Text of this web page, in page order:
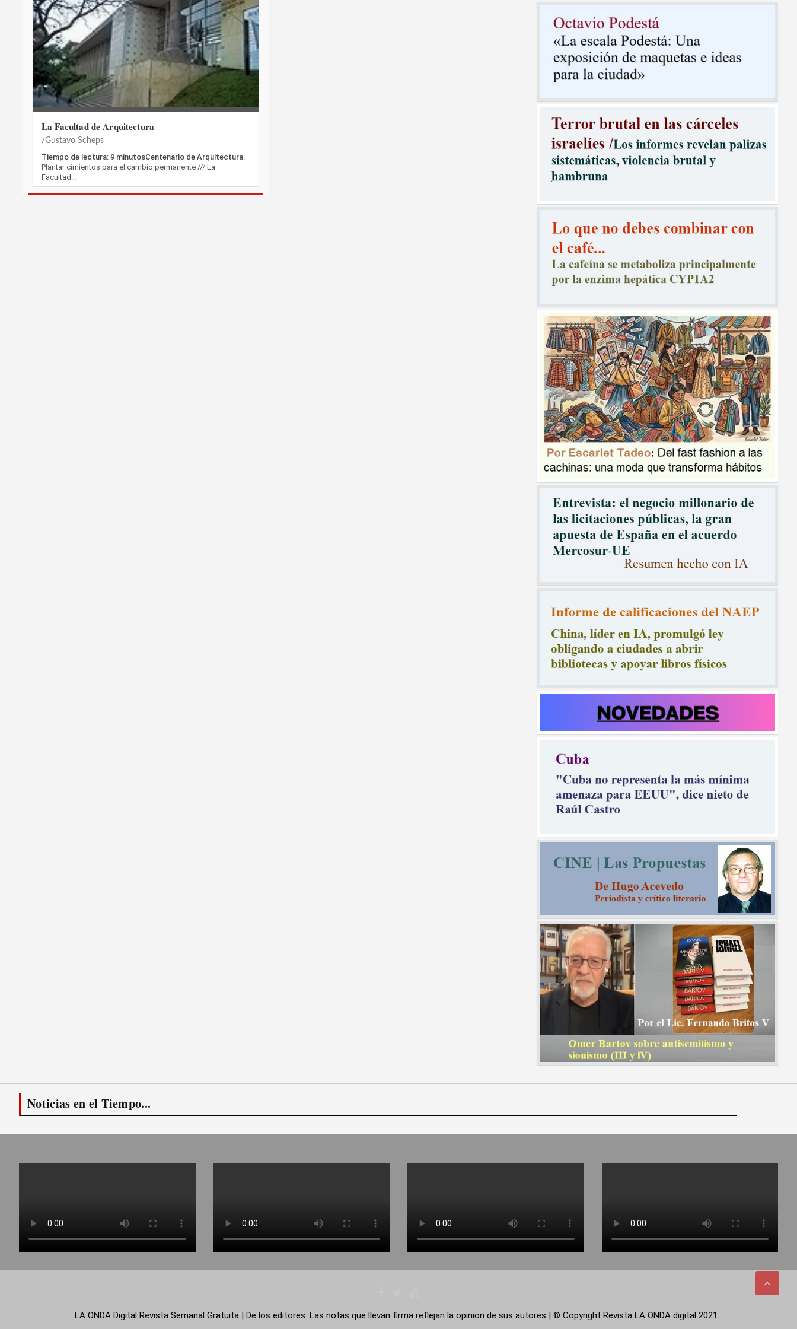
La Facultad de Arquitectura
Gustavo Scheps
Tiempo de lectura: 9 minutosCentenario de Arquitectura.
Plantar cimientos para el cambio permanente /// La
Facultad…
Noticias en el Tiempo...
LA ONDA Digital Revista Semanal Gratuita | De los editores: Las notas que llevan firma reflejan la opinion de sus autores | © Copyright Revista LA ONDA digital 2021